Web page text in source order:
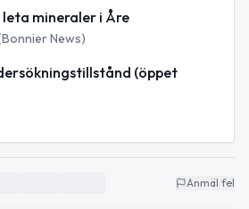
mineraler i Åre
News)
(öppet
Anmäl fel